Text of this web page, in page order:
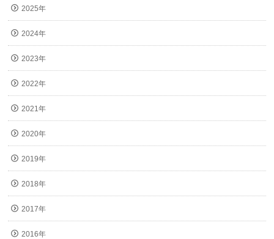
2025年
2024年
2023年
2022年
2021年
2020年
2019年
2018年
2017年
2016年